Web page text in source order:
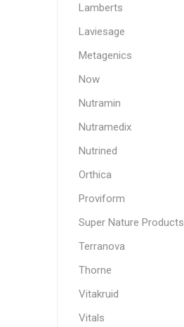
Lamberts
Laviesage
Metagenics
Now
Nutramin
Nutramedix
Nutrined
Orthica
Proviform
Super Nature Products
Terranova
Thorne
Vitakruid
Vitals